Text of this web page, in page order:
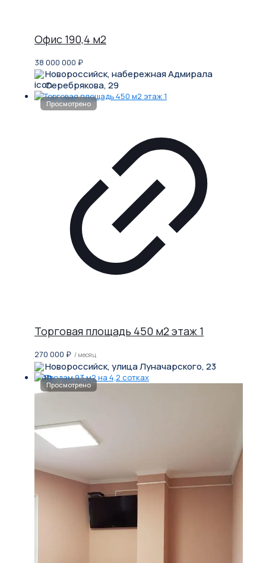
Офис 190,4 м2
38 000 000 ₽
Новороссийск, набережная Адмирала
Серебрякова, 29
Торговая площадь 450 м2 этаж 1
270 000 ₽ / месяц
Новороссийск, улица Луначарского, 23